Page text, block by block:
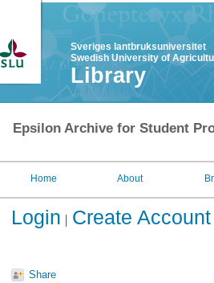
Sveriges lantbruksuniversitet
Swedish University of
Library
Epsilon Archive for Student
Home About
Login Create Account
Share